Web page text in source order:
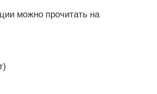
можно прочитать на